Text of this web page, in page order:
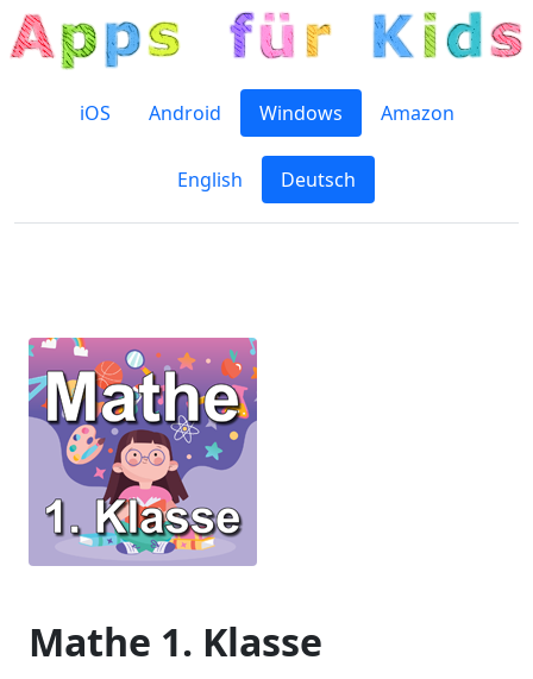
iOS Android Windows Amazon
English Deutsch
Mathe 1. Klasse